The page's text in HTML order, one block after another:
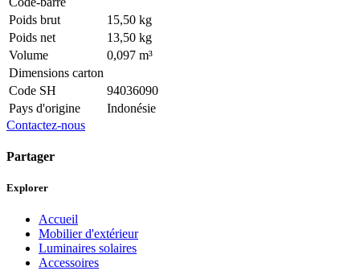
Poids brut
15,50 kg
Poids net
13,50 kg
Volume
0,097 m³
Dimensions carton
Code SH
94036090
Pays d'origine
Indonésie
Contactez-nous
Partager
Explorer
Accueil
Mobilier d'extérieur
Luminaires solaires
Accessoires